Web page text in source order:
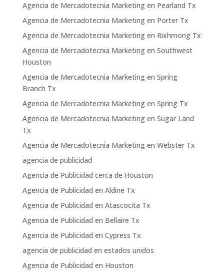
Agencia de Mercadotecnia Marketing en Pearland Tx
Agencia de Mercadotecnia Marketing en Porter Tx
Agencia de Mercadotecnia Marketing en Rixhmong Tx
Agencia de Mercadotecnia Marketing en Southwest
Houston
Agencia de Mercadotecnia Marketing en Spring
Branch Tx
Agencia de Mercadotecnia Marketing en Spring Tx
Agencia de Mercadotecnia Marketing en Sugar Land
Tx
Agencia de Mercadotecnia Marketing en Webster Tx
agencia de publicidad
Agencia de Publicidad cerca de Houston
Agencia de Publicidad en Aldine Tx
Agencia de Publicidad en Atascocita Tx
Agencia de Publicidad en Bellaire Tx
Agencia de Publicidad en Cypress Tx
agencia de publicidad en estados unidos
Agencia de Publicidad en Houston